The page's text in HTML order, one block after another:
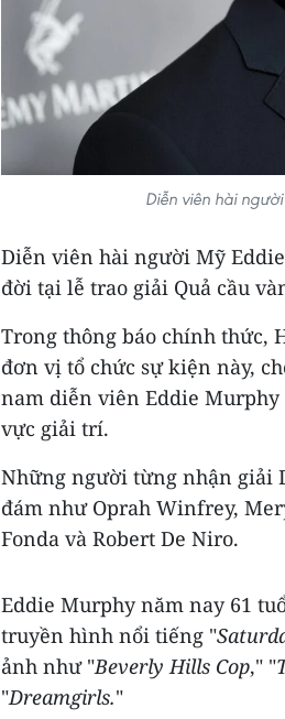
Diễn viên hài
Diễn viên hài người Mỹ
đời tại lễ trao giải Quả cầu
Trong thông báo chính thức,
đơn vị tổ chức sự kiện này,
nam diễn viên Eddie
vực giải trí.
Những người từng nhận giải
đám như Oprah Winfrey,
Fonda và Robert De Niro.
Eddie Murphy năm nay 61
truyền hình nổi tiếng "
ảnh như "Beverly Hills Cop," "
"Dreamgirls."